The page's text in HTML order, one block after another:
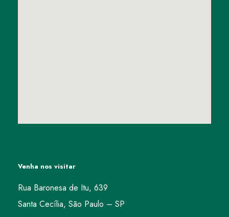
Venha nos visitar
Rua Baronesa de Itu, 639
Santa Cecília, São Paulo – SP